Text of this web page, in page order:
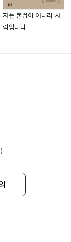
강자는 언제나
다
강자가 되기
의 이익을 추구
가 선이 된 이
소중하게 여깁
다
다를 것이 없는
저는 불법이 아니라 사
람입니다